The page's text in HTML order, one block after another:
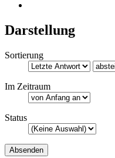
Darstellung
Sortierung
Im Zeitraum
Status